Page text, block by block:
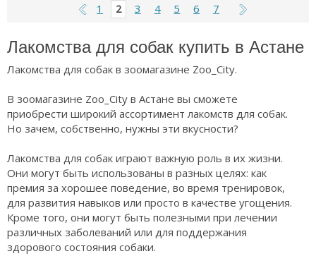
1 2 3 4 5 6 7
Лакомства для собак купить в Астане
Лакомства для собак в зоомагазине Zoo_City.
В зоомагазине Zoo_City в Астане вы сможете
приобрести широкий ассортимент лакомств для собак.
Но зачем, собственно, нужны эти вкусности?
Лакомства для собак играют важную роль в их жизни.
Они могут быть использованы в разных целях: как
премия за хорошее поведение, во время тренировок,
для развития навыков или просто в качестве угощения.
Кроме того, они могут быть полезными при лечении
различных заболеваний или для поддержания
здорового состояния собаки.